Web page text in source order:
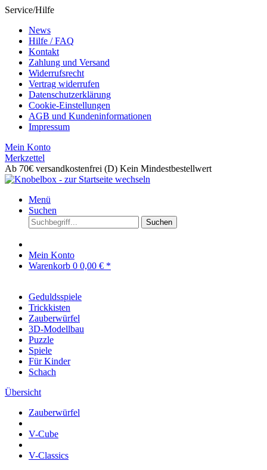
Service/Hilfe
News
Hilfe / FAQ
Kontakt
Zahlung und Versand
Widerrufsrecht
Vertrag widerrufen
Datenschutzerklärung
Cookie-Einstellungen
AGB und Kundeninformationen
Impressum
Mein Konto
Merkzettel
Ab 70€ versandkostenfrei (D) Kein Mindestbestellwert
Menü
Suchen
Suchen
Mein Konto
Warenkorb 0 0,00 € *
Geduldsspiele
Trickkisten
Zauberwürfel
3D-Modellbau
Puzzle
Spiele
Für Kinder
Schach
Übersicht
Zauberwürfel
V-Cube
V-Classics